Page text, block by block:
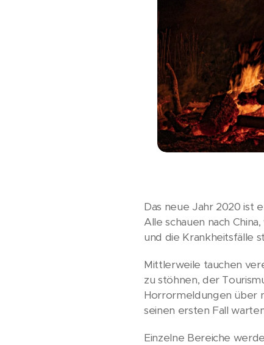
Das neue Jahr 2020 ist
Alle schauen nach
und die Krankheitsfälle
Mittlerweile tauchen
zu stöhnen, der
Horrormeldungen über
seinen ersten Fall
Einzelne Bereiche